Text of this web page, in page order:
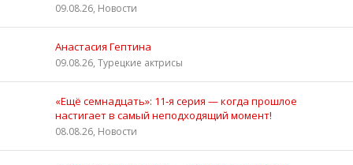
09.08.26, Новости
Анастасия Гептина
09.08.26, Турецкие актрисы
«Ещё семнадцать»: 11‑я серия — когда прошлое
настигает в самый неподходящий момент!
08.08.26, Новости